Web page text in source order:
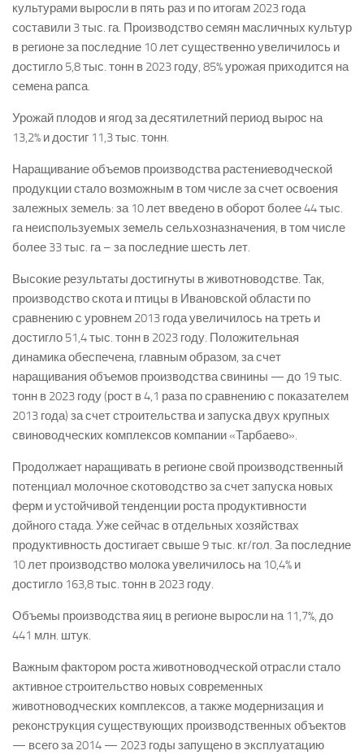
культурами выросли в пять раз и по итогам 2023 года
составили 3 тыс. га. Производство семян масличных культур
в регионе за последние 10 лет существенно увеличилось и
достигло 5,8 тыс. тонн в 2023 году, 85% урожая приходится на
семена рапса.
Урожай плодов и ягод за десятилетний период вырос на
13,2% и достиг 11,3 тыс. тонн.
Наращивание объемов производства растениеводческой
продукции стало возможным в том числе за счет освоения
залежных земель: за 10 лет введено в оборот более 44 тыс.
га неиспользуемых земель сельхозназначения, в том числе
более 33 тыс. га – за последние шесть лет.
Высокие результаты достигнуты в животноводстве. Так,
производство скота и птицы в Ивановской области по
сравнению с уровнем 2013 года увеличилось на треть и
достигло 51,4 тыс. тонн в 2023 году. Положительная
динамика обеспечена, главным образом, за счет
наращивания объемов производства свинины — до 19 тыс.
тонн в 2023 году (рост в 4,1 раза по сравнению с показателем
2013 года) за счет строительства и запуска двух крупных
свиноводческих комплексов компании «Тарбаево».
Продолжает наращивать в регионе свой производственный
потенциал молочное скотоводство за счет запуска новых
ферм и устойчивой тенденции роста продуктивности
дойного стада. Уже сейчас в отдельных хозяйствах
продуктивность достигает свыше 9 тыс. кг/гол. За последние
10 лет производство молока увеличилось на 10,4% и
достигло 163,8 тыс. тонн в 2023 году.
Объемы производства яиц в регионе выросли на 11,7%, до
441 млн. штук.
Важным фактором роста животноводческой отрасли стало
активное строительство новых современных
животноводческих комплексов, а также модернизация и
реконструкция существующих производственных объектов
— всего за 2014 — 2023 годы запущено в эксплуатацию